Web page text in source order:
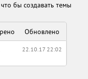
что бы создавать темы
Обновлено
22.10.17 22:02